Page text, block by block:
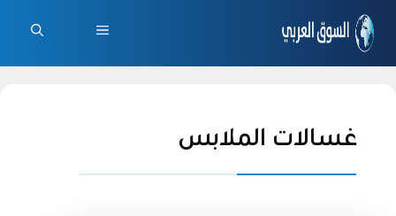
المحتوى
القائمة
غسالات الملابس